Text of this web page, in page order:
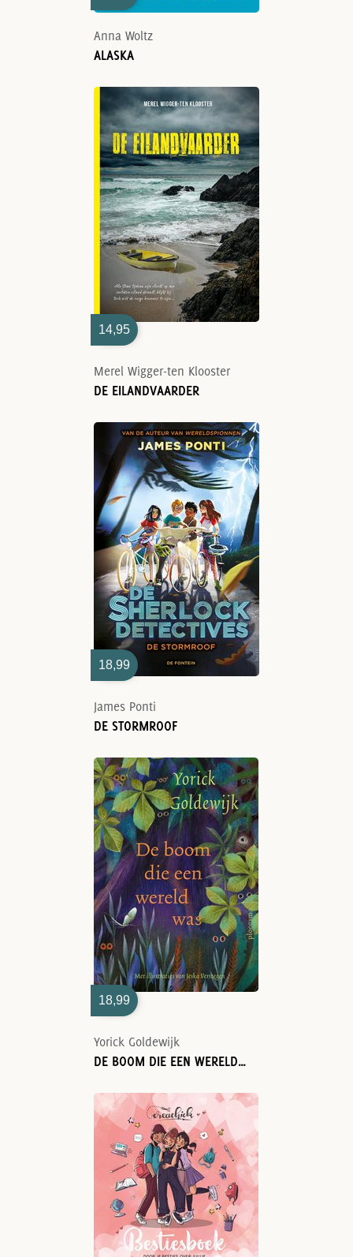
Anna Woltz
ALASKA
14,95
Merel Wigger-ten Klooster
DE EILANDVAARDER
18,99
James Ponti
DE STORMROOF
18,99
Yorick Goldewijk
DE BOOM DIE EEN WERELD WAS